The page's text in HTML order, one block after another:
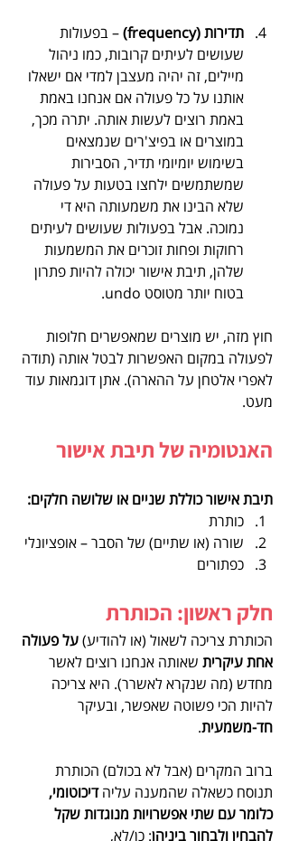
תדירות (frequency)
– בפעולות
שעושים לעיתים קרובות, כמו ניהול
מיילים, זה יהיה מעצבן למדי אם ישאלו
אותנו על כל פעולה אם אנחנו באמת
באמת רוצים לעשות אותה. יתרה מכך,
במוצרים או בפיצ'רים שנמצאים
בשימוש יומיומי תדיר, הסבירות
שמשתמשים ילחצו בטעות על פעולה
שלא הבינו את משמעותה היא די
נמוכה. אבל בפעולות שעושים לעיתים
רחוקות ופחות זוכרים את המשמעות
שלהן, תיבת אישור יכולה להיות פתרון
בטוח יותר מטוסט undo.
חוץ מזה, יש מוצרים שמאפשרים חלופות
לפעולה במקום האפשרות לבטל אותה (תודה
לאפרי אלטחן על ההארה). אתן דוגמאות עוד
מעט.
האנטומיה של תיבת אישור
תיבת אישור כוללת שניים או שלושה חלקים:
כותרת
שורה (או שתיים) של הסבר – אופציונלי
כפתורים
חלק ראשון: הכותרת
הכותרת צריכה לשאול (או להודיע) על פעולה
אחת עיקרית שאותה אנחנו רוצים לאשר
מחדש (מה שנקרא לאשרר). היא צריכה
להיות הכי פשוטה שאפשר, ובעיקר
חד-משמעית.
ברוב המקרים (אבל לא בכולם) הכותרת
תנוסח כשאלה שהמענה עליה דיכוטומי,
כלומר עם שתי אפשרויות מנוגדות שקל
להבחין ולבחור ביניהן: כן/לא,